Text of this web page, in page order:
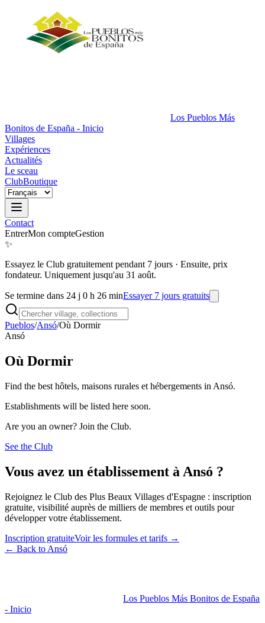
Los Pueblos Más
Bonitos de España - Inicio
Villages
Expériences
Actualités
Le sceau
ClubBoutique
Contact
EntrerMon compteGestion
✨
Essayez le Club gratuitement pendant 7 jours · Ensuite, prix
fondateur. Uniquement jusqu'au 31 août.
Se termine dans 24 j 0 h 26 minEssayer 7 jours gratuits
Pueblos/Ansó/Où Dormir
Ansó
Où Dormir
Find the best hôtels, maisons rurales et hébergements in Ansó.
Establishments will be listed here soon.
Are you an owner? Join the Club.
See the Club
Vous avez un établissement à Ansó ?
Rejoignez le Club des Plus Beaux Villages d'Espagne : inscription
gratuite, visibilité auprès de milliers de membres et outils pour
développer votre établissement.
Inscription gratuiteVoir les formules et tarifs →
← Back to Ansó
Los Pueblos Más Bonitos de España
- Inicio